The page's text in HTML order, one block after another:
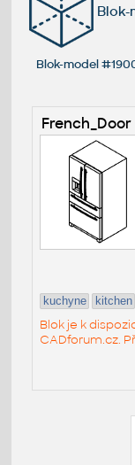
Blok-model
French_Door
kuchyne kitchen
Blok je k
CADforum.cz.